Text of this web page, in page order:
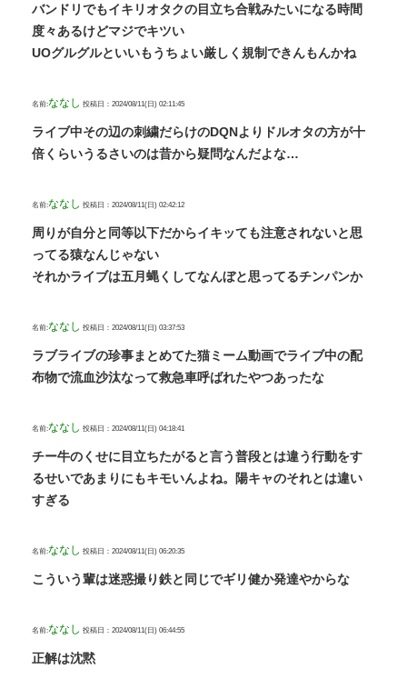
バンドリでもイキリオタクの目立ち合戦みたいになる時間
度々あるけどマジでキツい
UOグルグルといいもうちょい厳しく規制できんもんかね
名前:ななし 投稿日：2024/08/11(日) 02:11:45
ライブ中その辺の刺繍だらけのDQNよりドルオタの方が十
倍くらいうるさいのは昔から疑問なんだよな…
名前:ななし 投稿日：2024/08/11(日) 02:42:12
周りが自分と同等以下だからイキッても注意されないと思
ってる猿なんじゃない
それかライブは五月蝿くしてなんぼと思ってるチンパンか
名前:ななし 投稿日：2024/08/11(日) 03:37:53
ラブライブの珍事まとめてた猫ミーム動画でライブ中の配
布物で流血沙汰なって救急車呼ばれたやつあったな
名前:ななし 投稿日：2024/08/11(日) 04:18:41
チー牛のくせに目立ちたがると言う普段とは違う行動をす
るせいであまりにもキモいんよね。陽キャのそれとは違い
すぎる
名前:ななし 投稿日：2024/08/11(日) 06:20:35
こういう輩は迷惑撮り鉄と同じでギリ健か発達やからな
名前:ななし 投稿日：2024/08/11(日) 06:44:55
正解は沈黙